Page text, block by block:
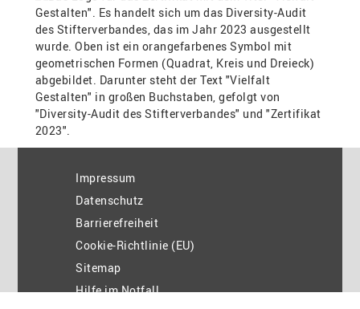
Impressum
Datenschutz
Barrierefreiheit
Cookie-Richtlinie (EU)
Sitemap
Hilfe im Notfall